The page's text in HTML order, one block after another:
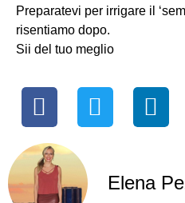
Preparatevi per irrigare il
risentiamo dopo.
Sii del tuo meglio
Elena